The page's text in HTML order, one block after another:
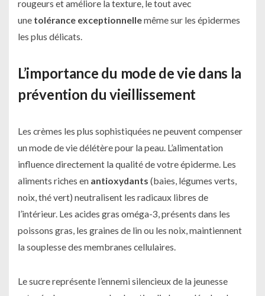
rougeurs et améliore la texture, le tout avec
une tolérance exceptionnellemême sur les épidermes
les plus délicats.
L’importance du mode de vie dans la
prévention du vieillissement
Les crèmes les plus sophistiquées ne peuvent compenser
un mode de vie délétère pour la peau. L’alimentation
influence directement la qualité de votre épiderme. Les
aliments riches en antioxydants (baies, légumes verts,
noix, thé vert) neutralisent les radicaux libres de
l’intérieur. Les acides gras oméga-3, présents dans les
poissons gras, les graines de lin ou les noix, maintiennent
la souplesse des membranes cellulaires.
Le sucre représente l’ennemi silencieux de la jeunesse